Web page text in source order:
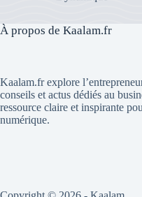
À propos de Kaalam.fr
Kaalam.fr explore
conseils et actus dédiés au
ressource claire et inspirante
numérique.